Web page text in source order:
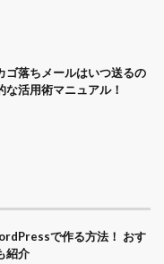
ゴ落ちメールはいつ送るの
な活用術マニュアル！
で作る方法！ おす
紹介